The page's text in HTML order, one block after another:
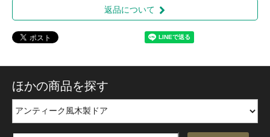
返品について
ほかの商品を探す